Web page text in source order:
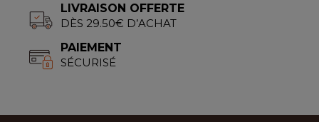
LIVRAISON OFFERTE
DÈS 29.50€ D’ACHAT
PAIEMENT
SÉCURISÉ